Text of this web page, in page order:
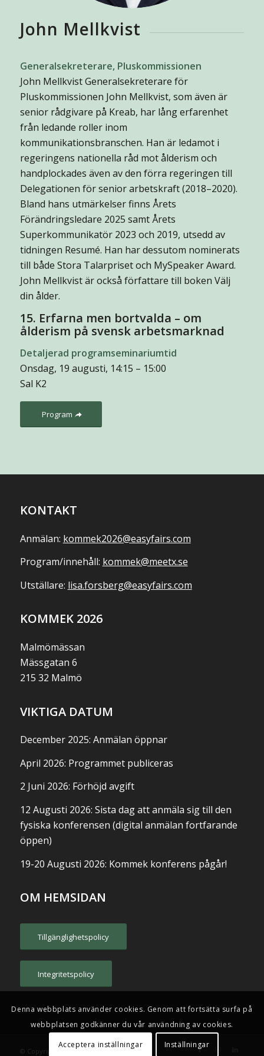
John Mellkvist
Generalsekreterare, Pluskommissionen
John Mellkvist Generalsekreterare för
Pluskommissionen John Mellkvist, som även är
senior rådgivare på Kreab, har lång erfarenhet
från ledande roller inom
kommunikationsbranschen. Han är ledamot i
regeringens nationella råd mot ålderism och
handplockades även av den förra regeringen till
Delegationen för senior arbetskraft (2018–2020).
Bland hans utmärkelser finns Årets
Förändringsledare 2025 samt Årets
Superkommunikatör 2023 och 2019, utsedd av
tidningen Resumé. Han har dessutom nominerats
till både Stora Talarpriset och MySpeaker Award.
John Mellkvist är också författare till boken Välj
din ålder.
15. Erfarna men bortvalda – om
ålderism på svensk arbetsmarknad
Detaljerad programseminariumtid
Onsdag, 19 augusti, 14:15 – 15:00
Sal K2
Program
KONTAKT
Anmälan: kommek2026@easyfairs.com
Program/innehåll: kommek@meetx.se
Utställare: lisa.forsberg@easyfairs.com
KOMMEK 2026
Malmömässan
Mässgatan 6
215 32 Malmö
VIKTIGA DATUM
December 2025: Anmälan öppnar
April 2026: Programmet publiceras
2 Juni 2026: Förhöjd avgift
12 Augusti 2026: Sista dag att anmäla sig till den
fysiska konferensen (digital anmälan fortfarande
öppen)
19-20 Augusti 2026: Kommek konferens pågår!
OM HEMSIDAN
Tillgänglighetspolicy
Integritetspolicy
© Copyright - Kommek
Denna webbplats använder cookies. Genom att fortsätta surfa på
webbplatsen godkänner du vår användning av cookies.
Acceptera inställningar Inställningar